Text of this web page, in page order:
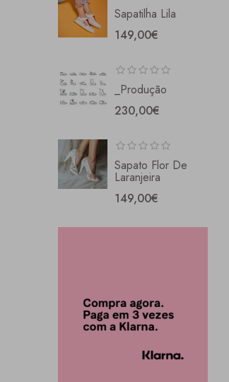
Sapatilha Lila
149,00€
_Produção
230,00€
Sapato Flor De
Laranjeira
149,00€